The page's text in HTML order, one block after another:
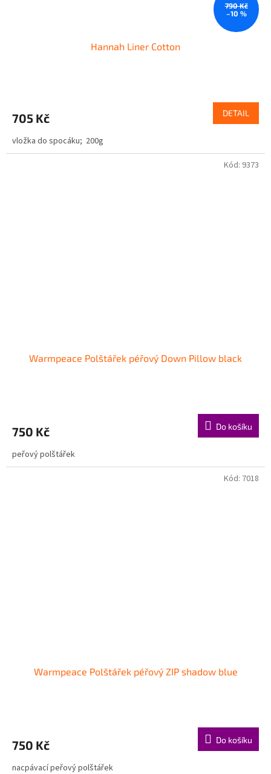
790 Kč
–10 %
Hannah Liner Cotton
705 Kč DETAIL
vložka do spocáku; 200g
Warmpeace Polštářek péřový Down Pillow black
750 Kč Do košíku
peřový polštářek
Kód: 9373
Warmpeace Polštářek péřový ZIP shadow blue
750 Kč Do košíku
nacpávací peřový polštářek
Kód: 7018